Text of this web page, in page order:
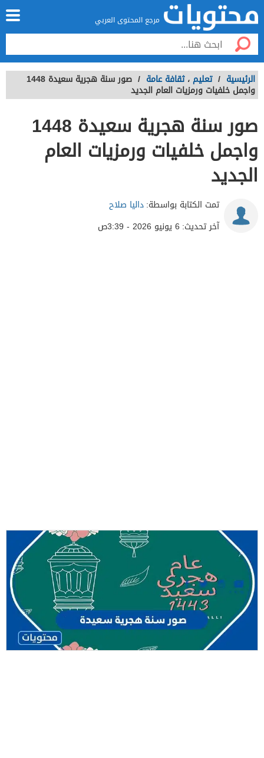
مرجع المحتوى العربي
الرئيسية / تعليم ، ثقافة عامة / صور سنة هجرية سعيدة 1448
واجمل خلفيات ورمزيات العام الجديد
صور سنة هجرية سعيدة 1448
واجمل خلفيات ورمزيات العام
الجديد
تمت الكتابة بواسطة:داليا صلاح
آخر تحديث: 6 يونيو 2026 - 3:39ص